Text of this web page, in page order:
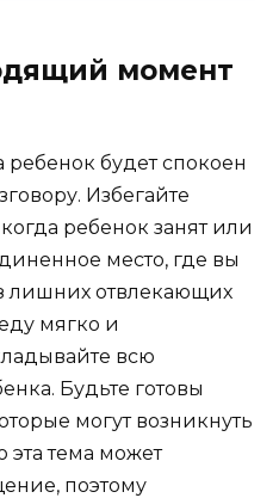
момент
будет спокоен
Избегайте
ребенок занят или
место, где вы
лишних отвлекающих
мягко и
всю
Будьте готовы
могут возникнуть
эта тема может
поэтому